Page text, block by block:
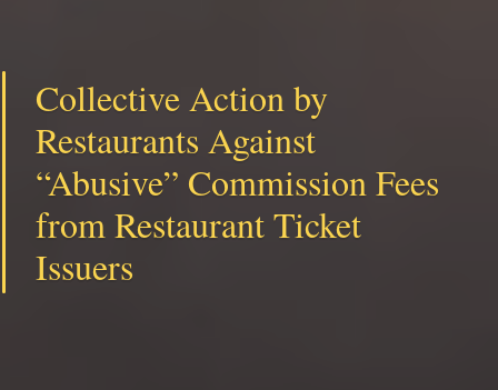
Collective Action by
Restaurants Against
“Abusive” Commission Fees
from Restaurant Ticket
Issuers